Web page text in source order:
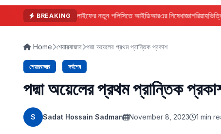
BREAKING
ফারইস্ট ইসলামী লাইফের নতুন পলিসিতে আইডিআরএর নিষেধাজ্ঞা
Home শেয়ারবাজার পদ্মা অয়েলের প্রথম প্রান্তিক প্রকাশ
শেয়ারবাজার সর্বশেষ
পদ্মা অয়েলের প্রথম প্রান্তিক
S Sadat Hossain Sadman November 8, 2023 1 min